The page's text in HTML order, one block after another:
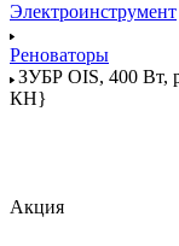
Электроинструмент
Реноваторы
ЗУБР OIS, 400 Вт,
КН}
Акция